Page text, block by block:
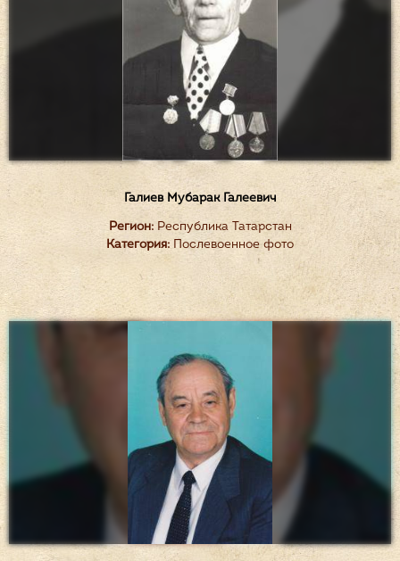
Галиев Мубарак Галеевич
Регион:Республика Татарстан
Категория:Послевоенное фото